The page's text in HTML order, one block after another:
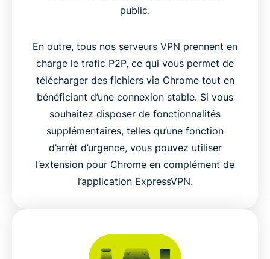
public.
En outre, tous nos serveurs VPN prennent en
charge le trafic P2P, ce qui vous permet de
télécharger des fichiers via Chrome tout en
bénéficiant d’une connexion stable. Si vous
souhaitez disposer de fonctionnalités
supplémentaires, telles qu’une fonction
d’arrêt d’urgence, vous pouvez utiliser
l’extension pour Chrome en complément de
l’application ExpressVPN.